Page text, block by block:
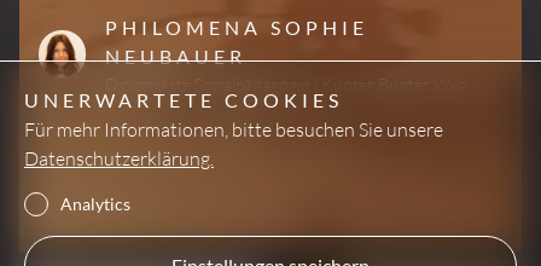
UNERWARTETE COOKIES
Für mehr Informationen, bitte besuchen Sie unsere
Datenschutzerklärung.
Analytics
PHILOMENA SOPHIE
NEUBAUER
Kunter Bunter Weg